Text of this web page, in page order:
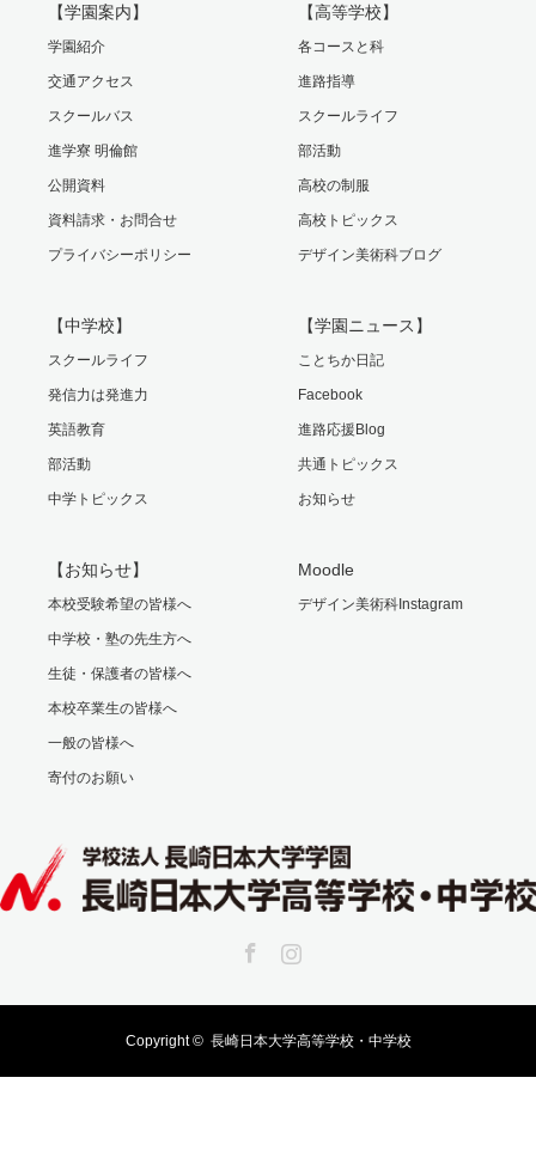
【学園案内】
学園紹介
交通アクセス
スクールバス
進学寮 明倫館
公開資料
資料請求・お問合せ
プライバシーポリシー
【高等学校】
各コースと科
進路指導
スクールライフ
部活動
高校の制服
高校トピックス
デザイン美術科ブログ
【中学校】
スクールライフ
発信力は発進力
英語教育
部活動
中学トピックス
【学園ニュース】
ことちか日記
Facebook
進路応援Blog
共通トピックス
お知らせ
【お知らせ】
本校受験希望の皆様へ
中学校・塾の先生方へ
生徒・保護者の皆様へ
本校卒業生の皆様へ
一般の皆様へ
寄付のお願い
Moodle
デザイン美術科Instagram
Copyright © 長崎日本大学高等学校・中学校